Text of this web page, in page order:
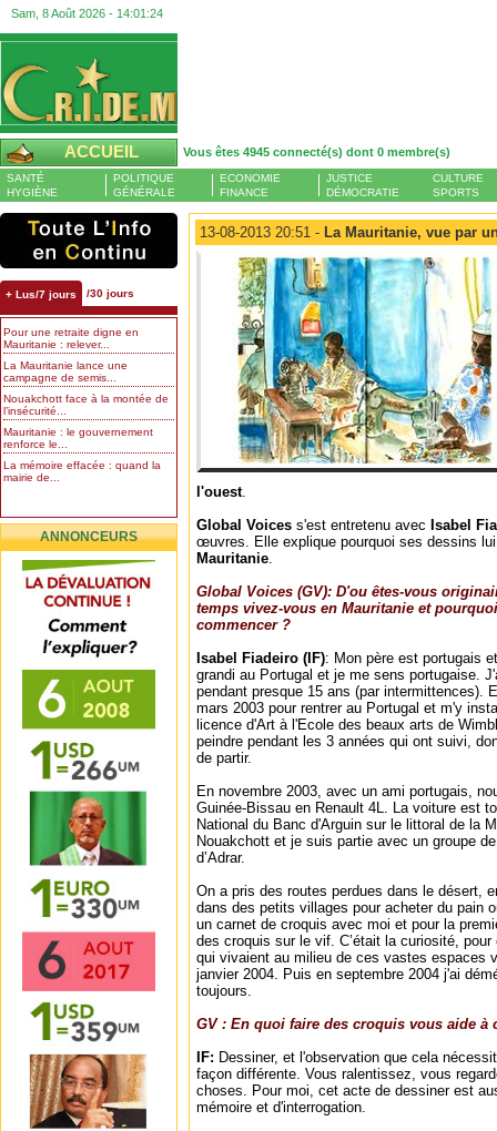
Sam, 8 Août 2026 - 14:01:25
ACCUEIL Vous êtes 4945 connecté(s) dont 0 membre(s)
SANTÉ
HYGIÈNE
POLITIQUE
GÉNÉRALE
ECONOMIE
FINANCE
JUSTICE
DÉMOCRATIE
CULTURE
SPORTS
+ Lus/7 jours /30 jours
Pour une retraite digne en
Mauritanie : relever...
La Mauritanie lance une
campagne de semis...
Nouakchott face à la montée de
l’insécurité...
Mauritanie : le gouvernement
renforce le...
La mémoire effacée : quand la
mairie de...
ANNONCEURS
13-08-2013 20:51 - La Mauritanie, vue par
l'ouest.
Global Voices s'est entretenu avec Isabel
œuvres. Elle explique pourquoi ses dessins
Mauritanie.
Global Voices (GV): D'ou êtes-vous
temps vivez-vous en Mauritanie et
commencer ?
Isabel Fiadeiro (IF): Mon père est portugais
grandi au Portugal et je me sens portugaise.
pendant presque 15 ans (par intermittences).
mars 2003 pour rentrer au Portugal et m'y
licence d'Art à l'Ecole des beaux arts de
peindre pendant les 3 années qui ont suivi,
de partir.
En novembre 2003, avec un ami portugais,
Guinée-Bissau en Renault 4L. La voiture est
National du Banc d'Arguin sur le littoral de la
Nouakchott et je suis partie avec un groupe
d’Adrar.
On a pris des routes perdues dans le désert,
dans des petits villages pour acheter du pain
un carnet de croquis avec moi et pour la
des croquis sur le vif. C’était la curiosité,
qui vivaient au milieu de ces vastes espaces
janvier 2004. Puis en septembre 2004 j'ai
toujours.
GV : En quoi faire des croquis vous aide à
IF: Dessiner, et l'observation que cela
façon différente. Vous ralentissez, vous
choses. Pour moi, cet acte de dessiner est
mémoire et d'interrogation.